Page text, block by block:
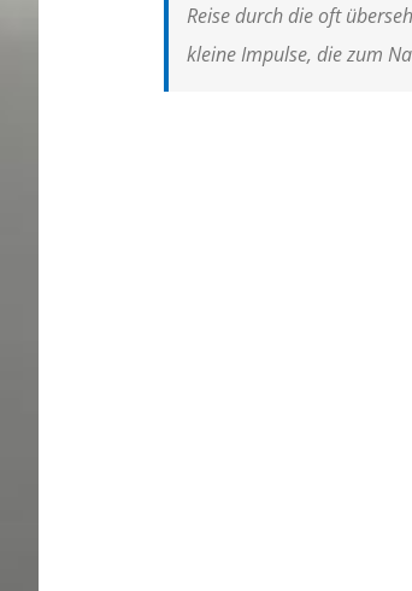
Reise durch die oft
kleine Impulse, die zum